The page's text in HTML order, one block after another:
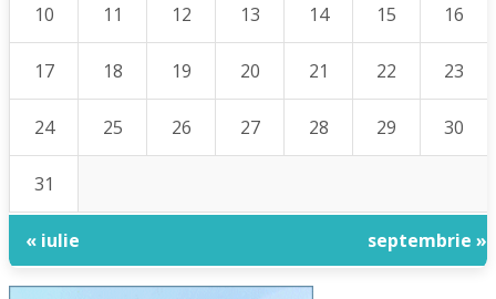
10 11 12 13 14 15 16
17 18 19 20 21 22 23
24 25 26 27 28 29 30
31
« iulie septembrie »